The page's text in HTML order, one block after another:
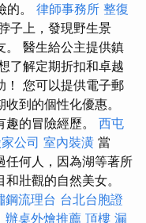
的。 律師事務所 整復
子上，發現野生景
。 醫生給公主提供鎮
了解定期折扣和卓越
！ 您可以提供電子郵
到的個性化優惠。
的冒險經歷。 西屯
公司 室內裝潢 當
任何人，因為湖等著所
壯觀的自然美女。
鋼流理台 台北台胞證
辦桌外燴推薦 頂樓 漏